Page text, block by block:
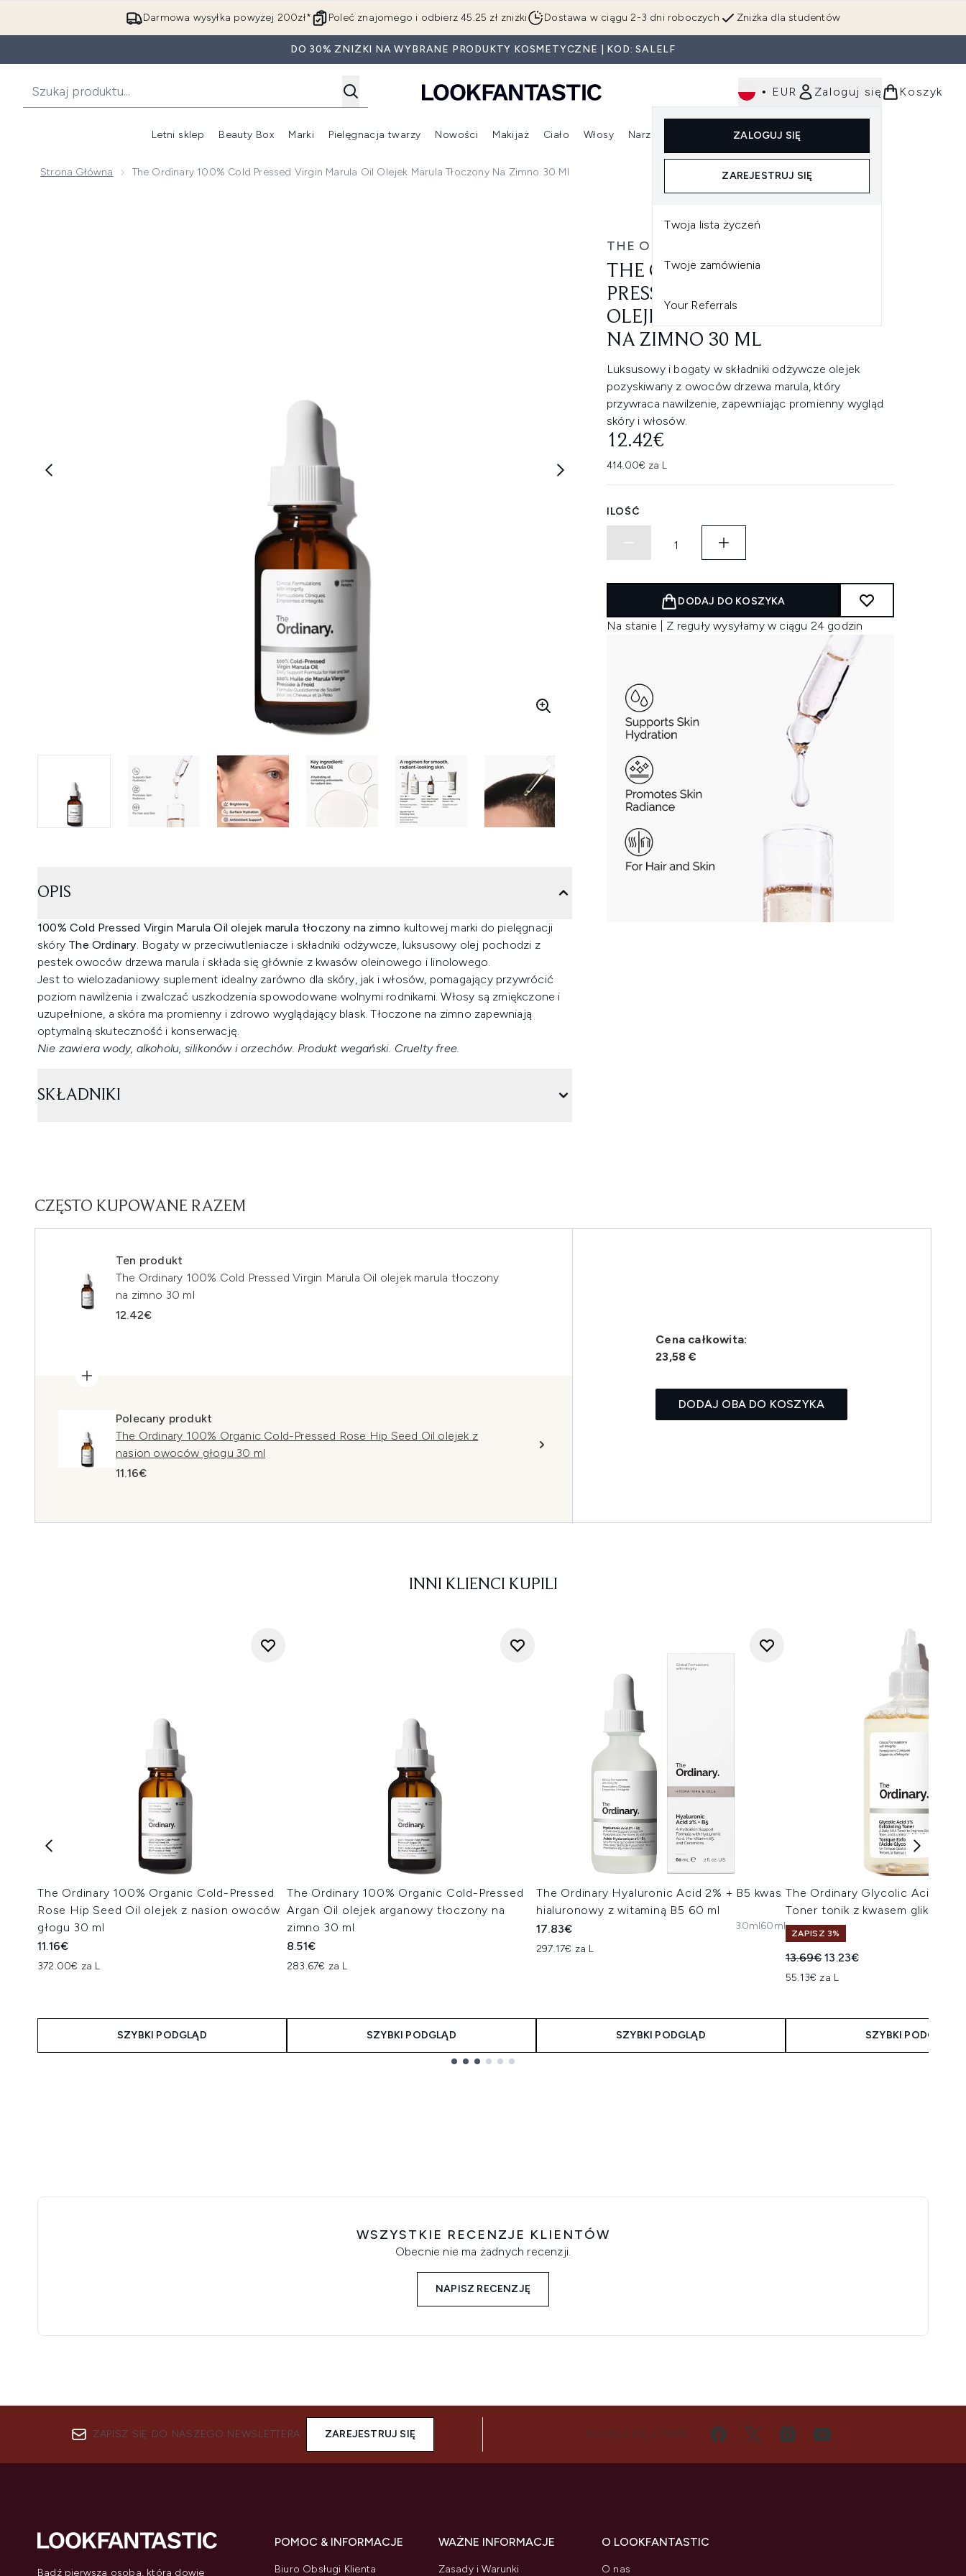
Przejdź do głównej treści
Darmowa wysyłka powyżej 200zł* Zniżka dla studentów
Poleć znajomego i odbierz 45.25 zł zniżki Dostawa w ciągu 2-3 dni roboczych
DO 30% ZNIŻKI NA WYBRANE PRODUKTY KOSMETYCZNE | KOD: SALELF
• EUR Zaloguj się
ZALOGUJ SIĘ
ZAREJESTRUJ SIĘ
Twoja lista życzeń
Twoje zamówienia
Your Referrals
Koszyk
Letni sklep Beauty Box
Wejdź do podmenu (Beauty Box)
Marki
Wejdź do podmenu (Marki)
Pielęgnacja twarzy
Wejdź do podmenu (Pielęgnacja twarzy)
Nowości
Wejdź do podmenu (Nowości)
Makijaż
Wejdź do podmenu (Makijaż)
Ciało Włosy
Wejdź do podmenu (Włosy)
Narzędzia
Wejdź do podmenu (Narzędzia)
Dla mężczyzn
Strona Główna The Ordinary 100% Cold Pressed Virgin Marula Oil Olejek Marula Tłoczony Na Zimno 30 Ml
THE ORDINARY
THE ORDINARY 100% COLD
PRESSED VIRGIN MARULA OIL
OLEJEK MARULA TŁOCZONY
NA ZIMNO 30 ML
Luksusowy i bogaty w składniki odżywcze olejek
pozyskiwany z owoców drzewa marula, który
przywraca nawilżenie, zapewniając promienny wygląd
skóry i włosów.
12.42€
414.00€ za L
ILOŚĆ
DODAJ DO KOSZYKA
Na stanie | Z reguły wysyłamy w ciągu 24 godzin
OPIS
100% Cold Pressed Virgin Marula Oil olejek marula tłoczony na zimno kultowej marki do pielęgnacji
skóry The Ordinary. Bogaty w przeciwutleniacze i składniki odżywcze, luksusowy olej pochodzi z
pestek owoców drzewa marula i składa się głównie z kwasów oleinowego i linolowego.
Jest to wielozadaniowy suplement idealny zarówno dla skóry, jak i włosów, pomagający przywrócić
poziom nawilżenia i zwalczać uszkodzenia spowodowane wolnymi rodnikami. Włosy są zmiękczone i
uzupełnione, a skóra ma promienny i zdrowo wyglądający blask. Tłoczone na zimno zapewniają
optymalną skuteczność i konserwację.
Nie zawiera wody, alkoholu, silikonów i orzechów. Produkt wegański. Cruelty free.
SKŁADNIKI
CZĘSTO KUPOWANE RAZEM
Ten produkt
The Ordinary 100% Cold Pressed Virgin Marula Oil olejek marula tłoczony
na zimno 30 ml
12.42€
Polecany produkt
The Ordinary 100% Organic Cold-Pressed Rose Hip Seed Oil olejek z
nasion owoców głogu 30 ml
11.16€
Cena całkowita:
23,58 €
DODAJ OBA DO KOSZYKA
INNI KLIENCI KUPILI
The Ordinary 100% Organic Cold-Pressed
Rose Hip Seed Oil olejek z nasion owoców
głogu 30 ml
11.16€
372.00€ za L
SZYBKI PODGLĄD
The Ordinary 100% Organic Cold-Pressed
Argan Oil olejek arganowy tłoczony na
zimno 30 ml
8.51€
283.67€ za L
SZYBKI PODGLĄD
The Ordinary Hyaluronic Acid 2% + B5 kwas
hialuronowy z witaminą B5 60 ml
17.83€
297.17€ za L
30ml60ml
SZYBKI PODGLĄD
The Ordinary Glycolic Acid 7%
Toner tonik z kwasem
ZAPISZ 3%
Sugerowana cena detaliczna:
13.69€Aktualna cena:
13.23€
55.13€ za L
SZYBKI PODGLĄD
WSZYSTKIE RECENZJE KLIENTÓW
Obecnie nie ma żadnych recenzji.
NAPISZ RECENZJĘ
ZAPISZ SIĘ DO NASZEGO NEWSLETTERA ZAREJESTRUJ SIĘ POŁĄCZ SIĘ Z NAMI
Bądź pierwszą osobą, która dowie
POMOC & INFORMACJE
Biuro Obsługi Klienta
WAŻNE INFORMACJE
Zasady i Warunki
O LOOKFANTASTIC
O nas